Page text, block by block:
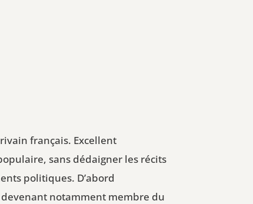
français. Excellent
sans dédaigner les récits
politiques. D’abord
notamment membre du